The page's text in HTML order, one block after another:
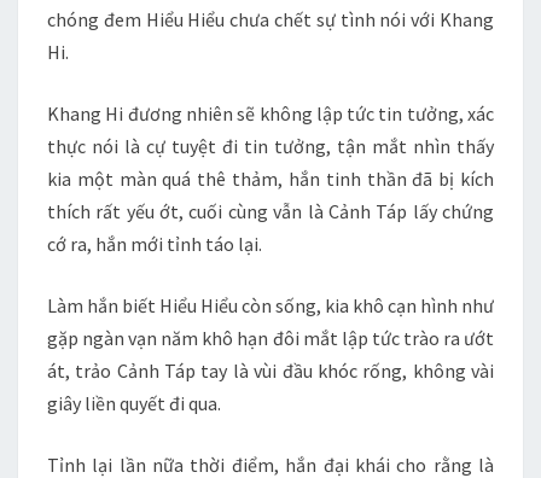
chóng đem Hiểu Hiểu chưa chết sự tình nói với Khang
Hi.
Khang Hi đương nhiên sẽ không lập tức tin tưởng, xác
thực nói là cự tuyệt đi tin tưởng, tận mắt nhìn thấy
kia một màn quá thê thảm, hắn tinh thần đã bị kích
thích rất yếu ớt, cuối cùng vẫn là Cảnh Táp lấy chứng
cớ ra, hắn mới tỉnh táo lại.
Làm hắn biết Hiểu Hiểu còn sống, kia khô cạn hình như
gặp ngàn vạn năm khô hạn đôi mắt lập tức trào ra ướt
át, trảo Cảnh Táp tay là vùi đầu khóc rống, không vài
giây liền quyết đi qua.
Tỉnh lại lần nữa thời điểm, hắn đại khái cho rằng là